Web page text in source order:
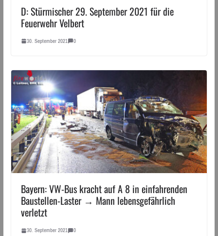
D: Stürmischer 29. September 2021 für die
Feuerwehr Velbert
30. September 2021 0
Bayern: VW-Bus kracht auf A 8 in einfahrenden
Baustellen-Laster → Mann lebensgefährlich
verletzt
30. September 2021 0